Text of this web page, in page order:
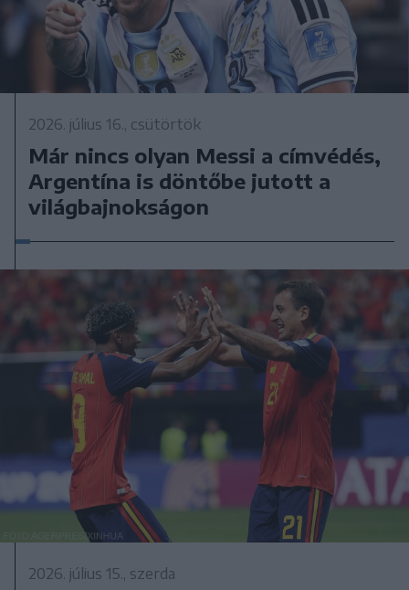
2026. július 16., csütörtök
Már nincs olyan Messi a címvédés,
Argentína is döntőbe jutott a
világbajnokságon
2026. július 15., szerda